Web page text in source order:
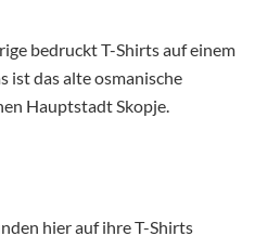
bedruckt T-Shirts auf einem
ist das alte osmanische
Hauptstadt Skopje.
hier auf ihre T-Shirts